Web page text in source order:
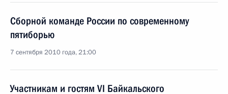
Сборной команде России по современному
пятиборью
7 сентября 2010 года, 21:00
Участникам и гостям VI Байкальского